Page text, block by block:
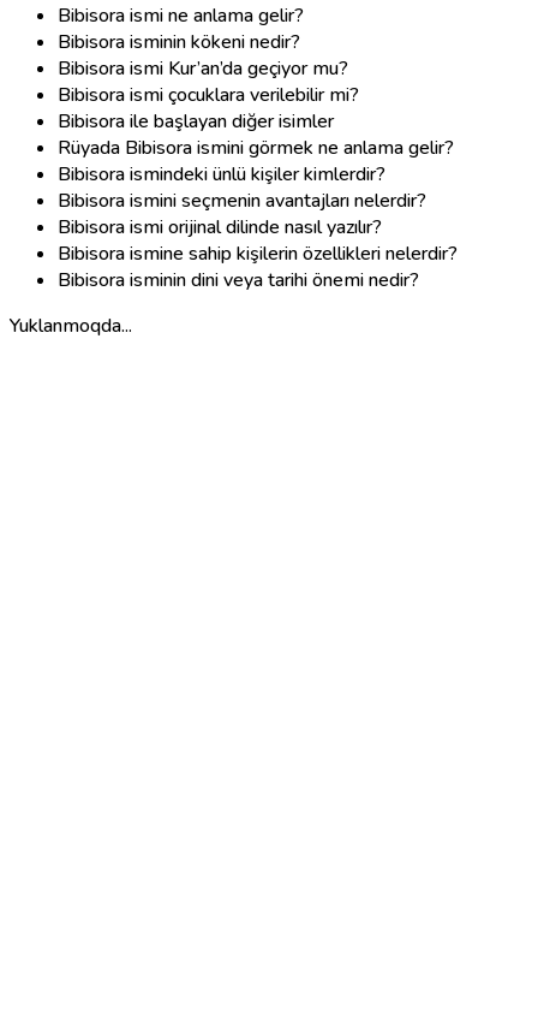
Bibisora ismi ne anlama gelir?
Bibisora isminin kökeni nedir?
Bibisora ismi Kur’an’da geçiyor mu?
Bibisora ismi çocuklara verilebilir mi?
Bibisora ile başlayan diğer isimler
Rüyada Bibisora ismini görmek ne anlama gelir?
Bibisora ismindeki ünlü kişiler kimlerdir?
Bibisora ismini seçmenin avantajları nelerdir?
Bibisora ismi orijinal dilinde nasıl yazılır?
Bibisora ismine sahip kişilerin özellikleri nelerdir?
Bibisora isminin dini veya tarihi önemi nedir?
Yuklanmoqda...